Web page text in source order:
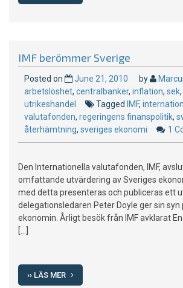
IMF berömmer Sverige
Posted on June 21, 2010 by
arbetslöshet, centralbanker, inflation, sek,
utrikeshandel
Tagged IMF,
valutafonden, regeringens finanspolitik,
återhämtning, sveriges ekonomi 1
Den Internationella valutafonden, IMF,
omfattande utvärdering av Sveriges
med detta presenteras och publiceras ett
delegationsledaren Peter Doyle ger sin syn
ekonomin. Årligt besök från IMF avklarat
[…]
›› LÄS MER